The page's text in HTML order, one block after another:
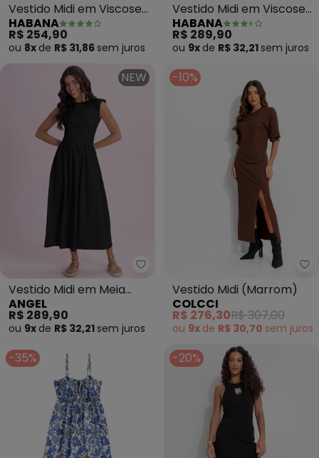
Vestido Midi em Viscose
(Bege)
HABANA
R$ 254,90
ou 8x de R$ 31,86 sem juros
Vestido Midi em Viscose
(Bege)
HABANA
R$ 289,90
ou 9x de R$ 32,21 sem juros
NEW
Angel - Vestido Midi em Meia
Vestido Midi em Meia
Malha (Preto)
ANGEL
R$ 289,90
ou 9x de R$ 32,21 sem juros
-10%
Vestido Midi (Marrom)
COLCCI
R$ 276,30R$ 307,00
ou 9x de R$ 30,70 sem juros
-35% -20%